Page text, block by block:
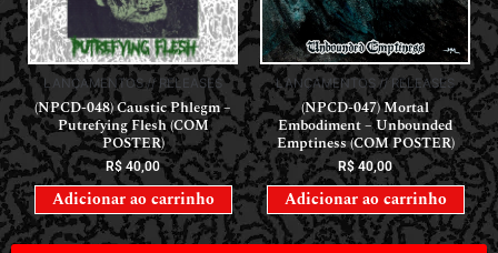
LANÇAMENTOS // RELEASES
(NPCD-048) Caustic Phlegm –
Putrefying Flesh (COM
POSTER)
R$ 40,00
Adicionar ao carrinho
LANÇAMENTOS // RELEASES
(NPCD-047) Mortal
Embodiment – Unbounded
Emptiness (COM POSTER)
R$40,00
Adicionar ao carrinho